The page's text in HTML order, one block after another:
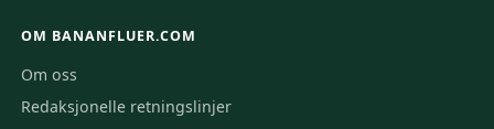
OM BANANFLUER.COM
Om oss
Redaksjonelle retningslinjer